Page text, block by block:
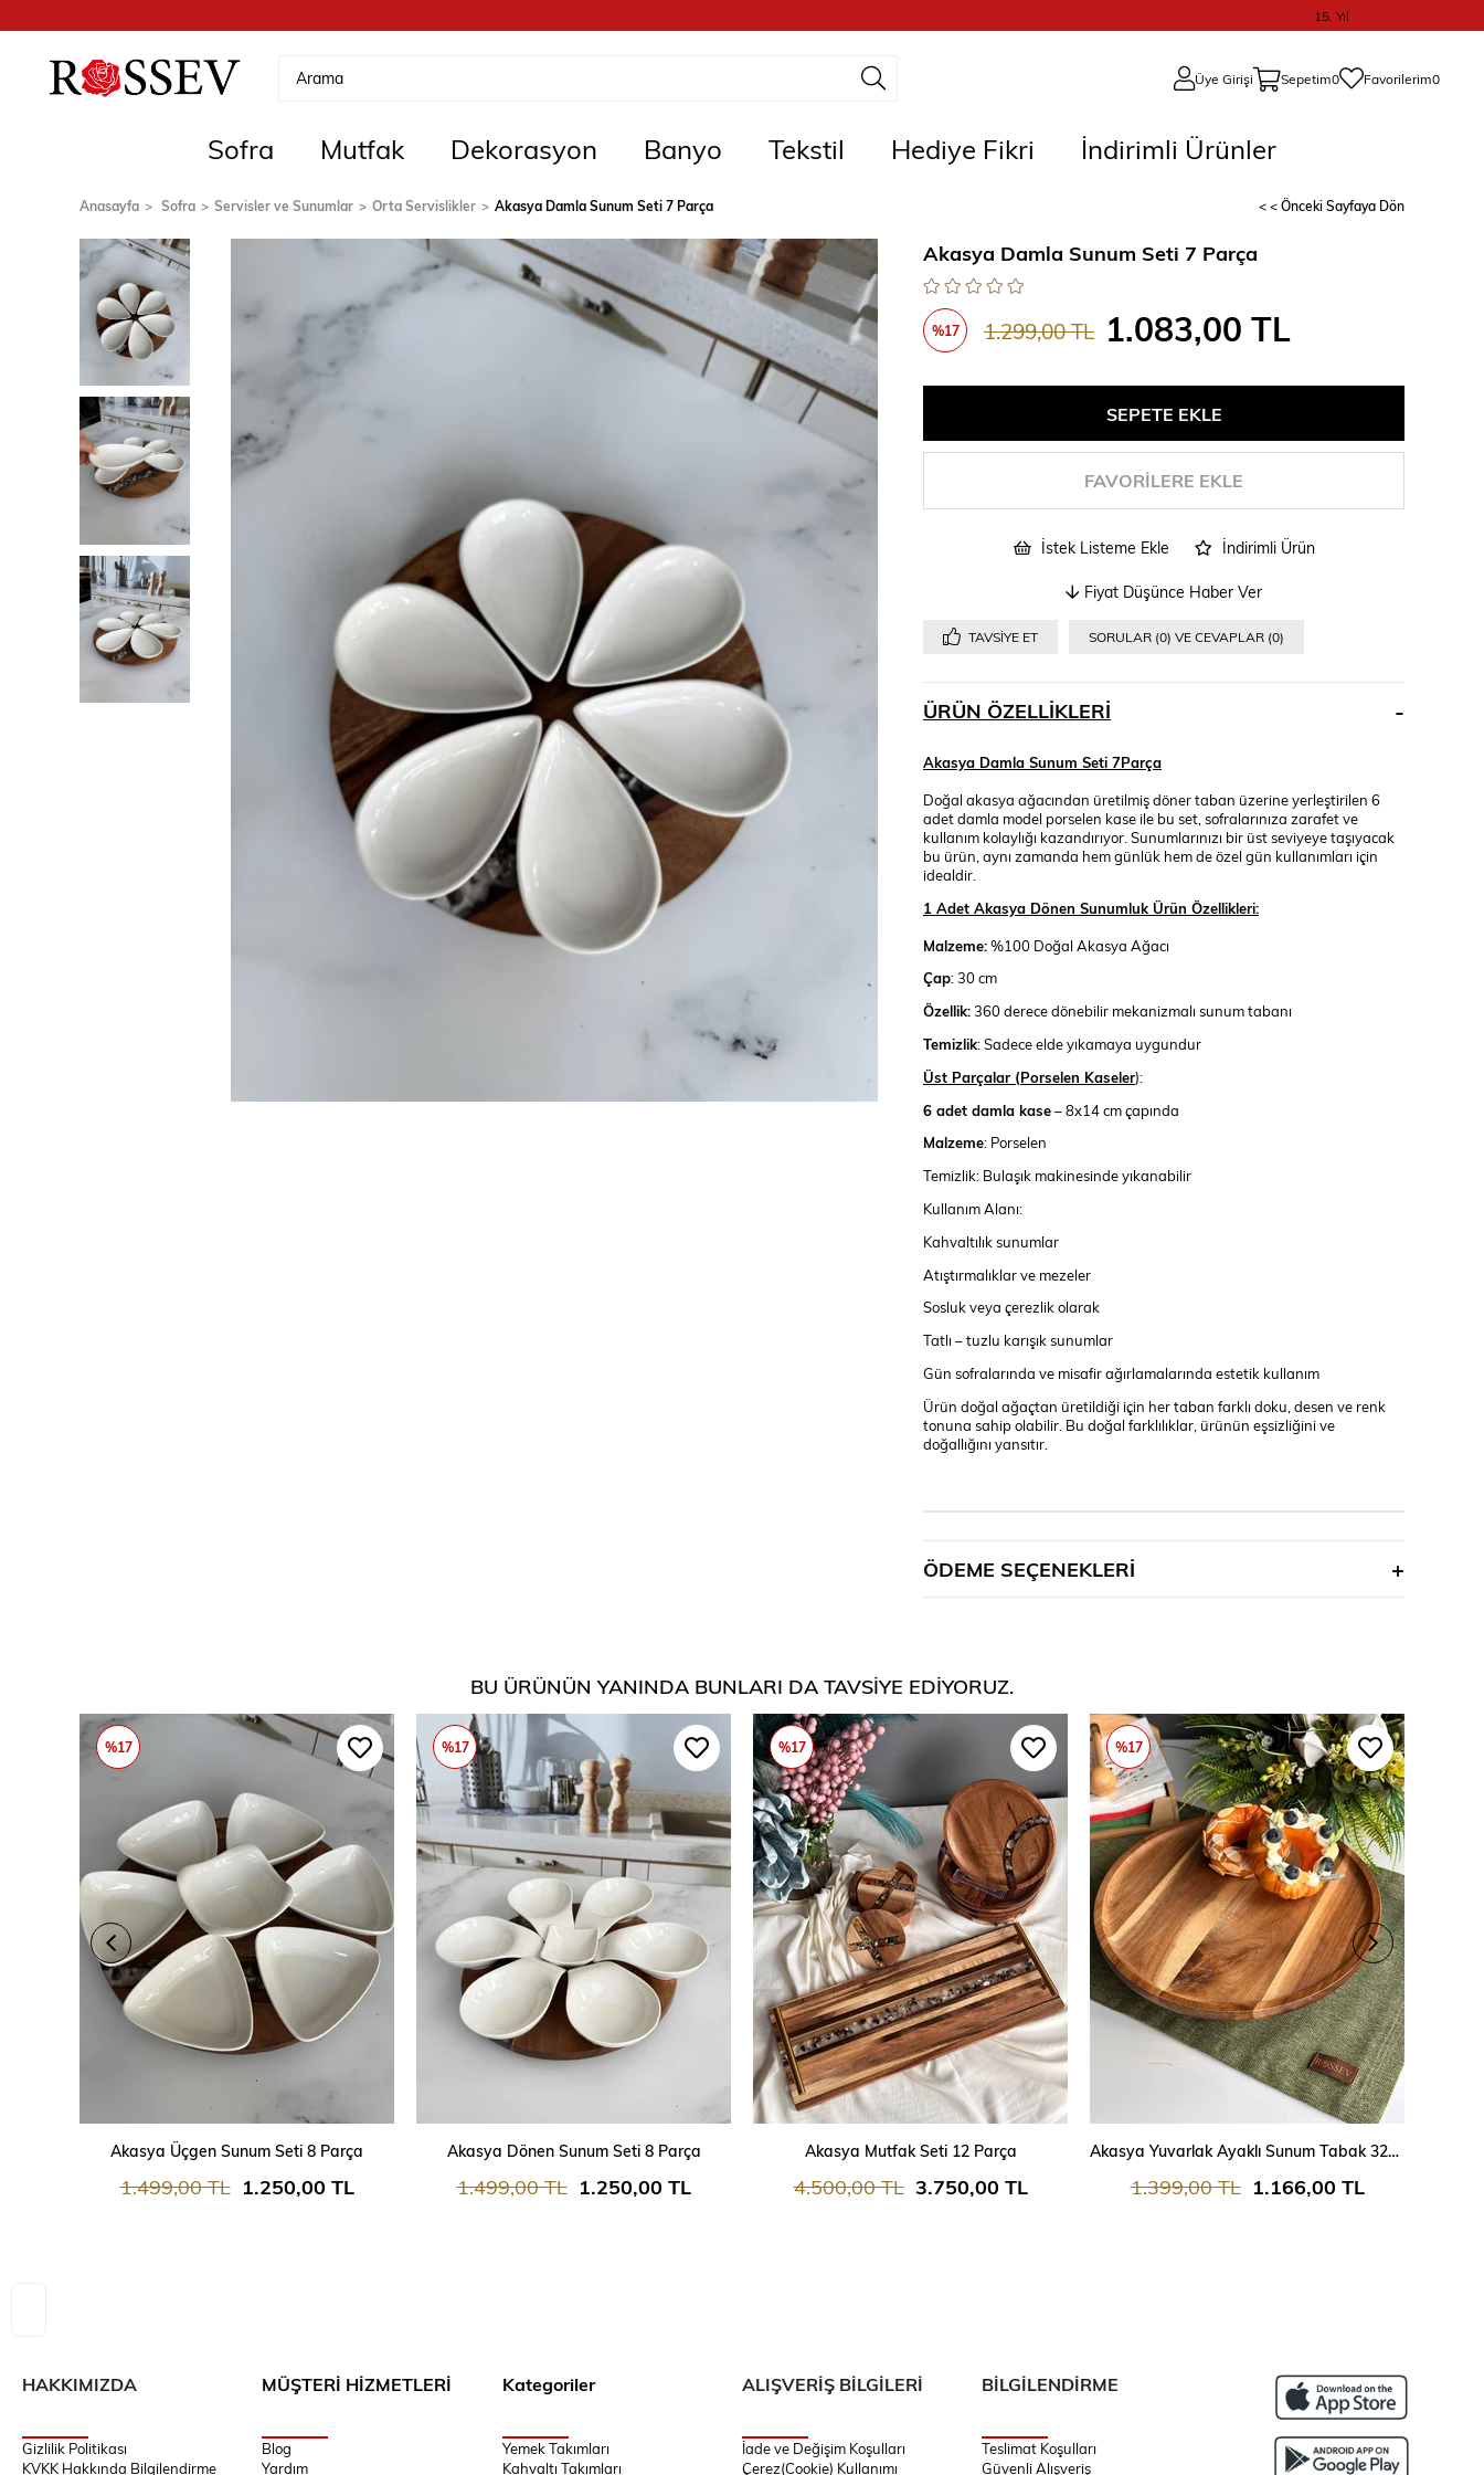
15. Yıl
Üye Girişi Sepetim0 Favorilerim0
Sofra Mutfak Dekorasyon Banyo Tekstil Hediye Fikri İndirimli Ürünler
Anasayfa Sofra Servisler ve Sunumlar Orta Servislikler Akasya Damla Sunum Seti 7 Parça < < Önceki Sayfaya Dön
Akasya Damla Sunum Seti 7 Parça
%17 1.299,00 TL 1.083,00 TL
FAVORILERE EKLE
İstek Listeme Ekle İndirimli Ürün
Fiyat Düşünce Haber Ver
TAVSIYE ET SORULAR (0) VE CEVAPLAR (0)
ÜRÜN ÖZELLIKLERI
Akasya Damla Sunum Seti 7Parça
Doğal akasya ağacından üretilmiş döner taban üzerine yerleştirilen 6
adet damla model porselen kase ile bu set, sofralarınıza zarafet ve
kullanım kolaylığı kazandırıyor. Sunumlarınızı bir üst seviyeye taşıyacak
bu ürün, aynı zamanda hem günlük hem de özel gün kullanımları için
idealdir.
1 Adet Akasya Dönen Sunumluk Ürün Özellikleri:
Malzeme:%100 Doğal Akasya Ağacı
Çap: 30 cm
Özellik:360 derece dönebilir mekanizmalı sunum tabanı
Temizlik: Sadece elde yıkamaya uygundur
Üst Parçalar (Porselen Kaseler):
6 adet damla kase– 8x14 cm çapında
Malzeme: Porselen
Temizlik: Bulaşık makinesinde yıkanabilir
Kullanım Alanı:
Kahvaltılık sunumlar
Atıştırmalıklar ve mezeler
Sosluk veya çerezlik olarak
Tatlı – tuzlu karışık sunumlar
Gün sofralarında ve misafir ağırlamalarında estetik kullanım
Ürün doğal ağaçtan üretildiği için her taban farklı doku, desen ve renk
tonuna sahip olabilir. Bu doğal farklılıklar, ürünün eşsizliğini ve
doğallığını yansıtır.
ÖDEME SEÇENEKLERI
BU ÜRÜNÜN YANINDA BUNLARI DA TAVSIYE EDIYORUZ.
SEPETE EKLE
Akasya Üçgen Sunum Seti 8 Parça
1.250,00 TL
1.499,00 TL
%17
SEPETE EKLE
Akasya Dönen Sunum Seti 8 Parça
1.250,00 TL
1.499,00 TL
%17
SEPETE EKLE
Akasya Mutfak Seti 12 Parça
3.750,00 TL
4.500,00 TL
%17
SEPETE EKLE
Akasya Yuvarlak Ayaklı Sunum Tabak 32cm
1.166,00 TL
1.399,00 TL
%17
HAKKIMIZDA
Gizlilik Politikası
KVKK Hakkında Bilgilendirme
MÜŞTERİ HİZMETLERİ
Blog
Yardım
Kategoriler
Yemek Takımları
Kahvaltı Takımları
ALIŞVERİŞ BİLGİLERİ
İade ve Değişim Koşulları
Çerez(Cookie) Kullanımı
BİLGİLENDİRME
Teslimat Koşulları
Güvenli Alışveriş